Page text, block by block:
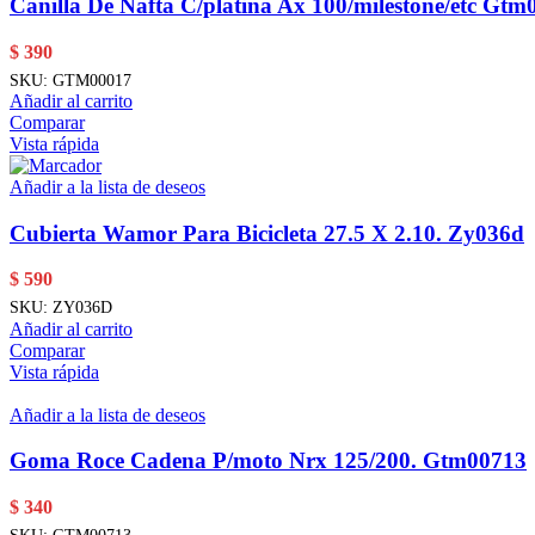
Canilla De Nafta C/platina Ax 100/milestone/etc
$ 390
SKU: GTM00017
Añadir al carrito
Comparar
Vista rápida
Añadir a la lista de deseos
Cubierta Wamor Para Bicicleta 27.5 X 2.10. Zy036d
$ 590
SKU: ZY036D
Añadir al carrito
Comparar
Vista rápida
Añadir a la lista de deseos
Goma Roce Cadena P/moto Nrx 125/200. Gtm00713
$ 340